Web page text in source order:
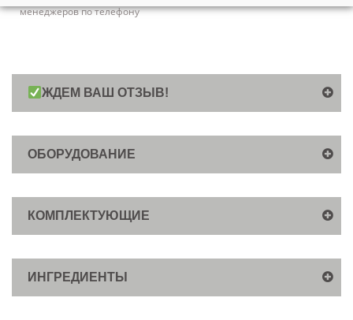
менеджеров по телефону
ЖДЕМ ВАШ ОТЗЫВ!
ОБОРУДОВАНИЕ
КОМПЛЕКТУЮЩИЕ
ИНГРЕДИЕНТЫ